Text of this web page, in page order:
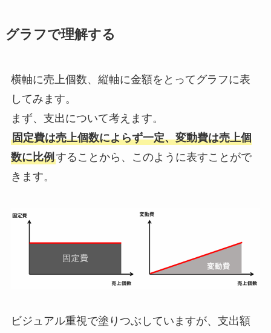
グラフで理解する
横軸に売上個数、縦軸に金額をとってグラフに表
してみます。
まず、支出について考えます。
固定費は売上個数によらず一定、変動費は売上個
数に比例することから、このように表すことがで
きます。
ビジュアル重視で塗りつぶしていますが、支出額